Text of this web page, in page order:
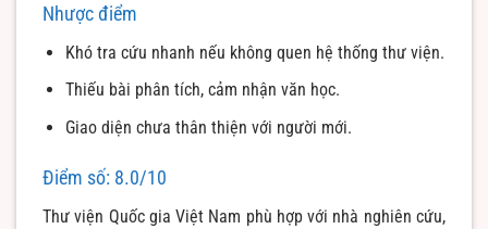
Nhược điểm
Khó tra cứu nhanh nếu không quen hệ thống thư viện.
Thiếu bài phân tích, cảm nhận văn học.
Giao diện chưa thân thiện với người mới.
Điểm số: 8.0/10
Thư viện Quốc gia Việt Nam phù hợp với nhà nghiên cứu,